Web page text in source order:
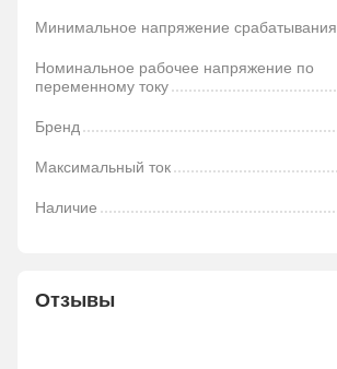
Минимальное напряжение срабатывания
Номинальное рабочее напряжение по
переменному току
Бренд
Максимальный ток
Наличие
Отзывы